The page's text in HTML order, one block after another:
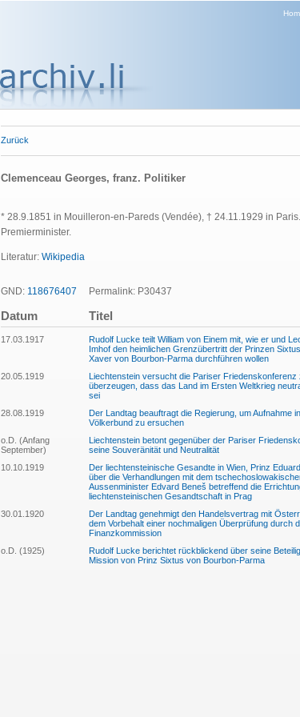
Zurück
Clemenceau Georges, franz. Politiker
* 28.9.1851 in Mouilleron-en-Pareds (Vendée), † 24.11.1929 in
Premierminister.
Literatur: Wikipedia
GND: 118676407 Permalink: P30437
Datum Titel
17.03.1917
Rudolf Lucke teilt William von Einem mit, wie er und
Imhof den heimlichen Grenzübertritt der Prinzen
Xaver von Bourbon-Parma durchführen wollen
20.05.1919
Liechtenstein versucht die Pariser Friedenskonferenz
überzeugen, dass das Land im Ersten Weltkrieg
sei
28.08.1919
Der Landtag beauftragt die Regierung, um Aufnahme
Völkerbund zu ersuchen
o.D. (Anfang
September)
Liechtenstein betont gegenüber der Pariser
seine Souveränität und Neutralität
10.10.1919
Der liechtensteinische Gesandte in Wien, Prinz
über die Verhandlungen mit dem
Aussenminister Edvard Beneš betreffend die
liechtensteinischen Gesandtschaft in Prag
30.01.1920
Der Landtag genehmigt den Handelsvertrag mit
dem Vorbehalt einer nochmaligen Überprüfung durch
Finanzkommission
o.D. (1925)
Rudolf Lucke berichtet rückblickend über seine
Mission von Prinz Sixtus von Bourbon-Parma